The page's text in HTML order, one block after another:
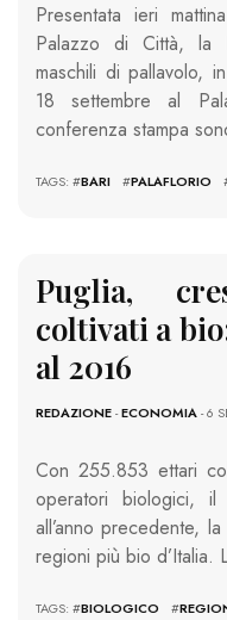
Presentata ieri
Palazzo di Città, la
maschili di pallavolo,
18 settembre al
conferenza stampa
TAGS: #BARI #PALAFLORIO
Puglia,
coltivati a
al 2016
REDAZIONE-ECONOMIA- 6
Con 255.853 ettari
operatori biologici,
all’anno precedente,
regioni più bio
TAGS: #BIOLOGICO #